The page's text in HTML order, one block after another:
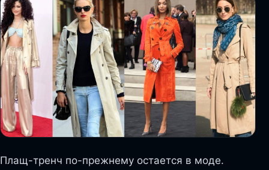
Плащ-тренч по-прежнему остается в моде.